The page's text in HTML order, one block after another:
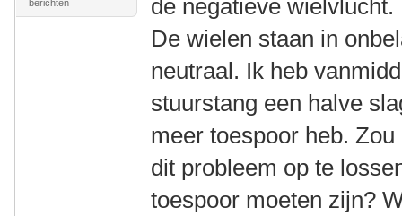
berichten
de negatieve wielvlucht.
De wielen staan in
neutraal. Ik heb
stuurstang een halve
meer toespoor heb.
dit probleem op te
toespoor moeten zijn?